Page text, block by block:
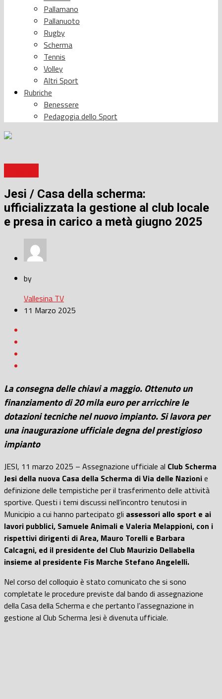
Pallamano
Pallanuoto
Rugby
Scherma
Tennis
Volley
Altri Sport
Rubriche
Benessere
Pedagogia dello Sport
Jesi / Casa della scherma:
ufficializzata la gestione al club locale
e presa in carico a metà giugno 2025
by
Vallesina TV
11 Marzo 2025
La consegna delle chiavi a maggio. Ottenuto un
finanziamento di 20 mila euro per arricchire le
dotazioni tecniche nel nuovo impianto. Si lavora per
una inaugurazione ufficiale degna del prestigioso
impianto
JESI, 11 marzo 2025 – Assegnazione ufficiale al Club Scherma
Jesi della nuova Casa della Scherma di Via delle Nazionie
definizione delle tempistiche per il trasferimento delle attività
sportive. Questi i temi discussi nell’incontro tenutosi in
Municipio a cui hanno partecipato gli assessori allo sport e ai
lavori pubblici, Samuele Animali e Valeria Melappioni, con i
rispettivi dirigenti di Area, Mauro Torelli e Barbara
Calcagni, ed il presidente del Club Maurizio Dellabella
insieme al presidente Fis Marche Stefano Angelelli.
Nel corso del colloquio è stato comunicato che si sono
completate le procedure previste dal bando di assegnazione
della Casa della Scherma e che pertanto l’assegnazione in
gestione al Club Scherma Jesi è divenuta ufficiale.